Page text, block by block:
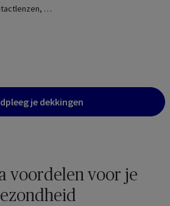
…
je dekkingen
voordelen voor je